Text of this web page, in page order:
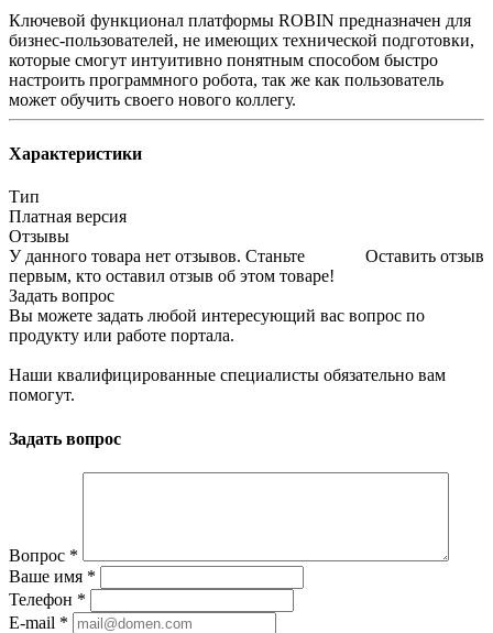
Ключевой функционал платформы ROBIN предназначен для
бизнес-пользователей, не имеющих технической подготовки,
которые смогут интуитивно понятным способом быстро
настроить программного робота, так же как пользователь
может обучить своего нового коллегу.
Характеристики
Тип
Платная версия
Отзывы
Оставить отзыв
У данного товара нет отзывов. Станьте
первым, кто оставил отзыв об этом товаре!
Задать вопрос
Вы можете задать любой интересующий вас вопрос по
продукту или работе портала.
Наши квалифицированные специалисты обязательно вам
помогут.
Задать вопрос
Вопрос *
Ваше имя *
Телефон *
E-mail *